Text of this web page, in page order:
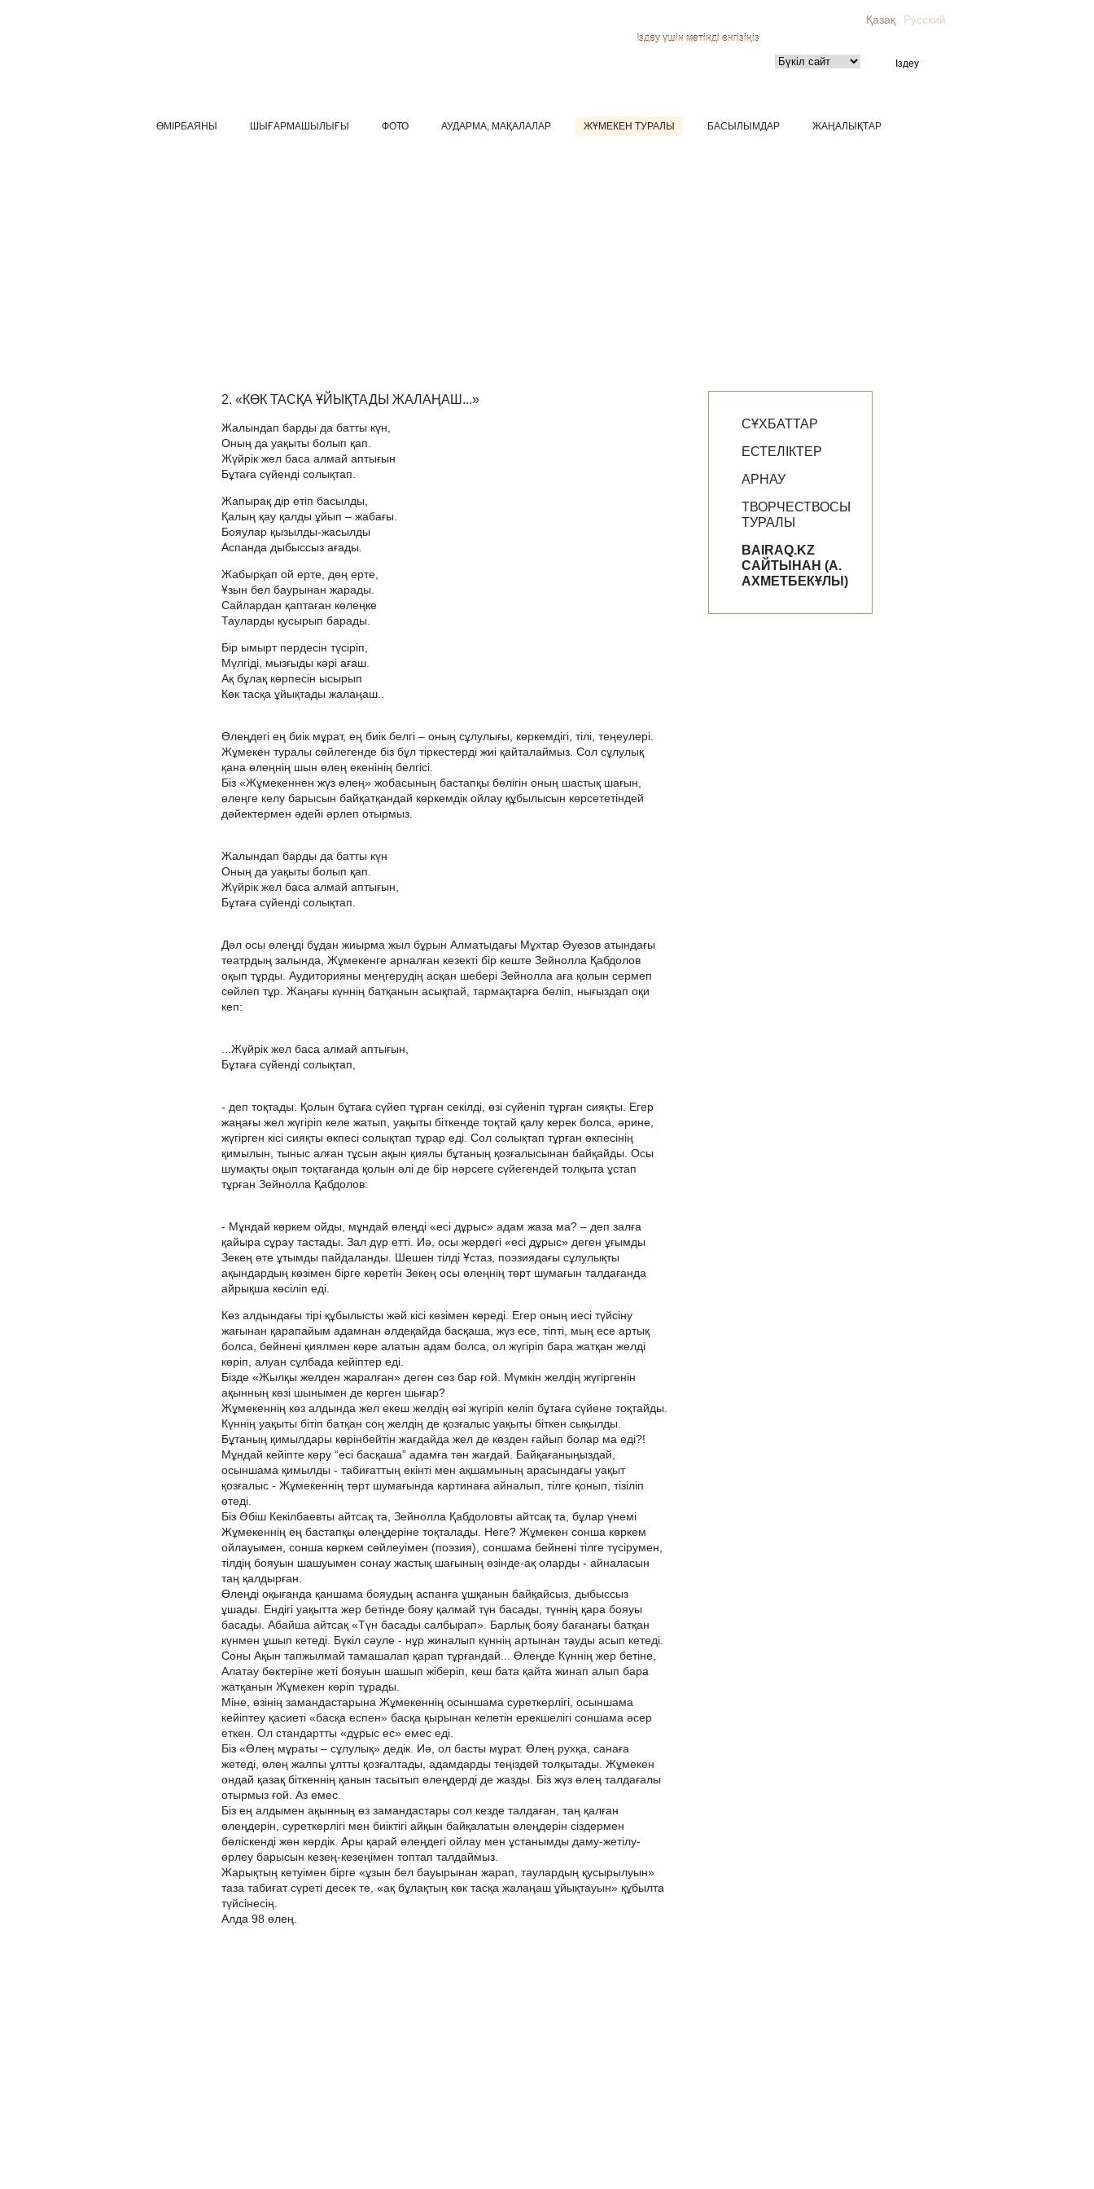
Қазақ Русский
Іздеу үшін мәтінді енгізіңіз
ӨМІРБАЯНЫ ШЫҒАРМАШЫЛЫҒЫ ФОТО АУДАРМА, МАҚАЛАЛАР ЖҰМЕКЕН ТУРАЛЫ БАСЫЛЫМДАР ЖАҢАЛЫҚТАР
СҰХБАТТАР
ЕСТЕЛІКТЕР
АРНАУ
ТВОРЧЕСТВОСЫ
ТУРАЛЫ
BAIRAQ.KZ
САЙТЫНАН (А.
АХМЕТБЕКҰЛЫ)
2. «КӨК ТАСҚА ҰЙЫҚТАДЫ ЖАЛАҢАШ...»
Жалындап барды да батты күн,
Оның да уақыты болып қап.
Жүйрік жел баса алмай аптығын
Бұтаға сүйенді солықтап.
Жапырақ дір етіп басылды,
Қалың қау қалды ұйып – жабағы.
Бояулар қызылды-жасылды
Аспанда дыбыссыз ағады.
Жабырқап ой ерте, дөң ерте,
Ұзын бел баурынан жарады.
Сайлардан қаптаған көлеңке
Тауларды қусырып барады.
Бір ымырт пердесін түсіріп,
Мүлгіді, мызғыды кәрі ағаш.
Ақ бұлақ көрпесін ысырып
Көк тасқа ұйықтады жалаңаш..
Өлеңдегі ең биік мұрат, ең биік белгі – оның сұлулығы, көркемдігі, тілі, теңеулері.
Жұмекен туралы сөйлегенде біз бұл тіркестерді жиі қайталаймыз. Сол сұлулық
қана өлеңнің шын өлең екенінің белгісі.
Біз «Жұмекеннен жүз өлең» жобасының бастапқы бөлігін оның шастық шағын,
өлеңге келу барысын байқатқандай көркемдік ойлау құбылысын көрсететіндей
дәйектермен әдейі әрлеп отырмыз.
Жалындап барды да батты күн
Оның да уақыты болып қап.
Жүйрік жел баса алмай аптығын,
Бұтаға сүйенді солықтап.
Дәл осы өлеңді бұдан жиырма жыл бұрын Алматыдағы Мұхтар Әуезов атындағы
театрдың залында, Жұмекенге арналған кезекті бір кеште Зейнолла Қабдолов
оқып тұрды. Аудиторияны меңгерудің асқан шебері Зейнолла аға қолын сермеп
сөйлеп тұр. Жаңағы күннің батқанын асықпай, тармақтарға бөліп, нығыздап оқи
кеп:
...Жүйрік жел баса алмай аптығын,
Бұтаға сүйенді солықтап,
- деп тоқтады. Қолын бұтаға сүйеп тұрған секілді, өзі сүйеніп тұрған сияқты. Егер
жаңағы жел жүгіріп келе жатып, уақыты біткенде тоқтай қалу керек болса, әрине,
жүгірген кісі сияқты өкпесі солықтап тұрар еді. Сол солықтап тұрған өкпесінің
қимылын, тыныс алған тұсын ақын қиялы бұтаның қозғалысынан байқайды. Осы
шумақты оқып тоқтағанда қолын әлі де бір нәрсеге сүйегендей толқыта ұстап
тұрған Зейнолла Қабдолов:
- Мұндай көркем ойды, мұндай өлеңді «есі дұрыс» адам жаза ма? – деп залға
қайыра сұрау тастады. Зал дүр етті. Иә, осы жердегі «есі дұрыс» деген ұғымды
Зекең өте ұтымды пайдаланды. Шешен тілді Ұстаз, поэзиядағы сұлулықты
ақындардың көзімен бірге көретін Зекең осы өлеңнің төрт шумағын талдағанда
айрықша көсіліп еді.
Көз алдындағы тірі құбылысты жәй кісі көзімен көреді. Егер оның иесі түйсіну
жағынан қарапайым адамнан әлдеқайда басқаша, жүз есе, тіпті, мың есе артық
болса, бейнені қиялмен көре алатын адам болса, ол жүгіріп бара жатқан желді
көріп, алуан сұлбада кейіптер еді.
Бізде «Жылқы желден жаралған» деген сөз бар ғой. Мүмкін желдің жүгіргенін
ақынның көзі шынымен де көрген шығар?
Жұмекеннің көз алдында жел екеш желдің өзі жүгіріп келіп бұтаға сүйене тоқтайды.
Күннің уақыты бітіп батқан соң желдің де қозғалыс уақыты біткен сықылды.
Бұтаның қимылдары көрінбейтін жағдайда жел де көзден ғайып болар ма еді?!
Мұндай кейіпте көру “есі басқаша” адамға тән жағдай. Байқағаныңыздай,
осыншама қимылды - табиғаттың екінті мен ақшамының арасындағы уақыт
қозғалыс - Жұмекеннің төрт шумағында картинаға айналып, тілге қонып, тізіліп
өтеді.
Біз Әбіш Кекілбаевты айтсақ та, Зейнолла Қабдоловты айтсақ та, бұлар үнемі
Жұмекеннің ең бастапқы өлеңдеріне тоқталады. Неге? Жұмекен сонша көркем
ойлауымен, сонша көркем сөйлеуімен (поэзия), соншама бейнені тілге түсірумен,
тілдің бояуын шашуымен сонау жастық шағының өзінде-ақ оларды - айналасын
таң қалдырған.
Өлеңді оқығанда қаншама бояудың аспанға ұшқанын байқайсыз, дыбыссыз
ұшады. Ендігі уақытта жер бетінде бояу қалмай түн басады, түннің қара бояуы
басады. Абайша айтсақ «Түн басады салбырап». Барлық бояу бағанағы батқан
күнмен ұшып кетеді. Бүкіл сәуле - нұр жиналып күннің артынан тауды асып кетеді.
Соны Ақын тапжылмай тамашалап қарап тұрғандай... Өлеңде Күннің жер бетіне,
Алатау бөктеріне жеті бояуын шашып жіберіп, кеш бата қайта жинап алып бара
жатқанын Жұмекен көріп тұрады.
Міне, өзінің замандастарына Жұмекеннің осыншама суреткерлігі, осыншама
кейіптеу қасиеті «басқа еспен» басқа қырынан келетін ерекшелігі соншама әсер
еткен. Ол стандартты «дұрыс ес» емес еді.
Біз «Өлең мұраты – сұлулық» дедік. Иә, ол басты мұрат. Өлең рухқа, санаға
жетеді, өлең жалпы ұлтты қозғалтады, адамдарды теңіздей толқытады. Жұмекен
ондай қазақ біткеннің қанын тасытып өлеңдерді де жазды. Біз жүз өлең талдағалы
отырмыз ғой. Аз емес.
Біз ең алдымен ақынның өз замандастары сол кезде талдаған, таң қалған
өлеңдерін, суреткерлігі мен биіктігі айқын байқалатын өлеңдерін сіздермен
бөліскенді жөн көрдік. Ары қарай өлеңдегі ойлау мен ұстанымды даму-жетілу-
өрлеу барысын кезең-кезеңімен топтап талдаймыз.
Жарықтың кетуімен бірге «ұзын бел бауырынан жарап, таулардың қусырылуын»
таза табиғат сүреті десек те, «ақ бұлақтың көк тасқа жалаңаш ұйықтауын» құбылта
түйсінесің.
Алда 98 өлең.